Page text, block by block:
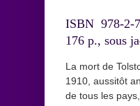
ISBN 978-2-
176 p., sous
La mort de
1910, aussitôt
de tous les